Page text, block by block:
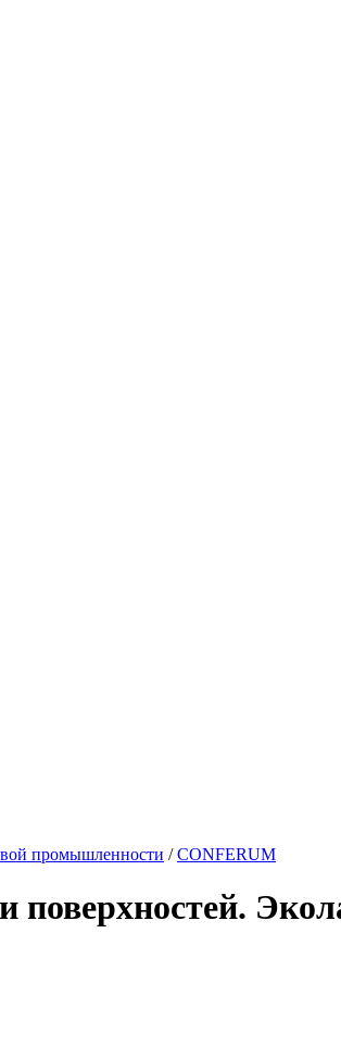
промышленности /CONFERUM
поверхностей.